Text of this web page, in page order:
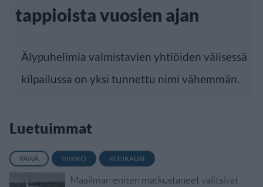
tappioista vuosien ajan
Älypuhelimia valmistavien yhtiöiden välisessä
kilpailussa on yksi tunnettu nimi vähemmän.
Luetuimmat
PÄIVÄ VIIKKO KUUKAUSI
Maailman eniten matkustaneet valitsivat